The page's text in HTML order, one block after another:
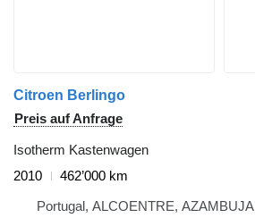
Citroen Berlingo
Preis auf Anfrage
Isotherm Kastenwagen
2010
462’000 km
Portugal, ALCOENTRE, AZAMBUJA